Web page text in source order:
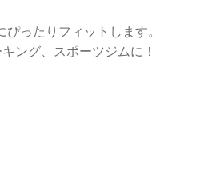
ったりフィットします。
ング、スポーツジムに！